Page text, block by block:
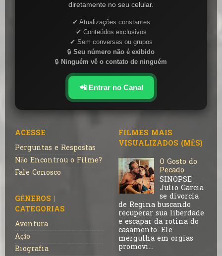
diretamente no seu celular.
✔ Atualizações constantes
✔ Conteúdos exclusivos
✔ Sem conversas ou grupos
🔒 Seu número não é exibido
🔒 Ninguém vê o contato de ninguém
📲 Entrar no Canal
ACESSE
Perguntas e Respostas
Não Encontrou o Filme?
Fale Conosco
GÊNEROS |
CATEGORIAS
Aventura
Ação
Biografia
FILMES MAIS
VISUALIZADOS (MÊS)
O Gosto do
Pecado
SINOPSE
Julio Garcia
se divorcia
de Regina buscando
recuperar sua liberdade
e escapar da rotina do
casamento. Ele
mergulha em orgias
promovi...